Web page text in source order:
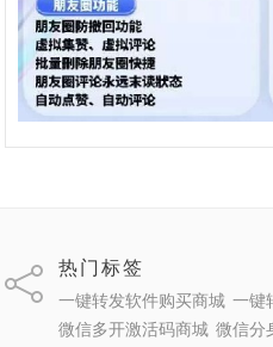
热门标签
一键转发软件购买商城 一键
微信多开激活码商城 微信分